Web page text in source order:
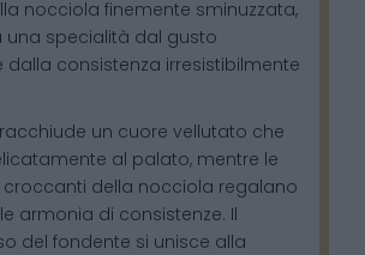
nocciola finemente sminuzzata,
una specialità dal gusto
dalla consistenza irresistibilmente
un cuore vellutato che
al palato, mentre le
della nocciola regalano
armonia di consistenze. Il
del fondente si unisce alla